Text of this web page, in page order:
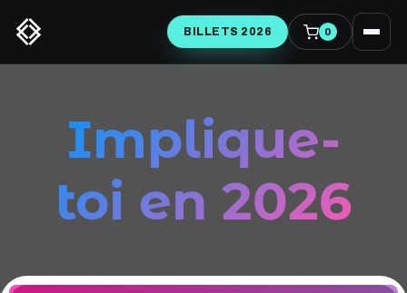
BILLETS 2026 0
Implique-
toi en 2026